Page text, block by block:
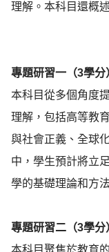
理解。本科目還概
專題研習一（3學分
本科目從多個角度
理解，包括高等教
與社會正義、全球
中，學生預計將立
學的基礎理論和方
專題研習二（3學分
本科目聚焦於教育